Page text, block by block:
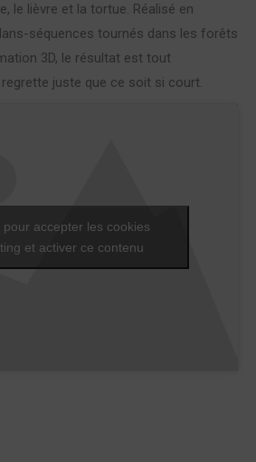
le lièvre et la tortue. Réalisé en
séquences tournés dans les forêts
3D, le résultat est tout
juste que ce soit si court.
pour accepter les cookies
et activer ce contenu